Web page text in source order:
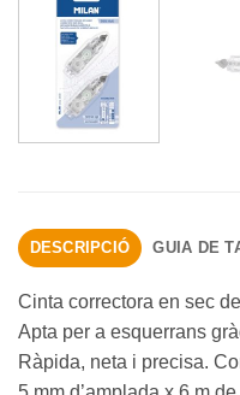
DESCRIPCIÓ GUIA DE
Cinta correctora en sec
Apta per a esquerrans
Ràpida, neta i precisa.